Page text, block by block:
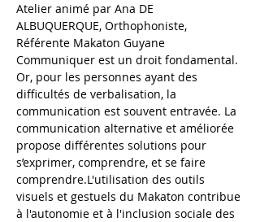
Atelier animé par Ana DE
ALBUQUERQUE, Orthophoniste,
Référente Makaton Guyane
Communiquer est un droit fondamental.
Or, pour les personnes ayant des
difficultés de verbalisation, la
communication est souvent entravée. La
communication alternative et améliorée
propose différentes solutions pour
s’exprimer, comprendre, et se faire
comprendre.L'utilisation des outils
visuels et gestuels du Makaton contribue
à l'autonomie et à l'inclusion sociale des